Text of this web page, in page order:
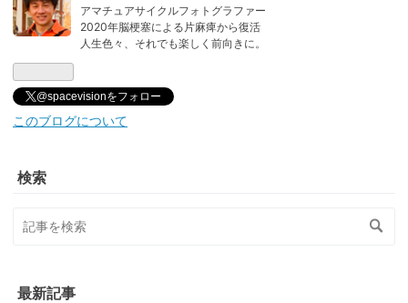
なブ
ログ
Pro
アマチュアサイクルフォトグラファー
2020年脳梗塞による片麻痺から復活
人生色々、それでも楽しく前向きに。
@spacevisionをフォロー
このブログについて
検索
最新記事